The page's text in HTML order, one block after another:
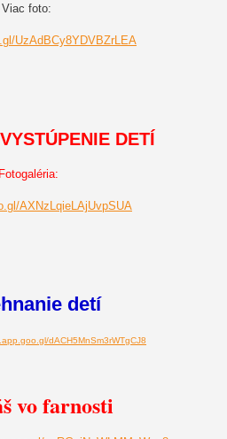
Viac foto:
UzAdBCy8YDVBZrLEA
DETÍ
Fotogaléria:
AXNzLqieLAjUvpSUA
detí
dACH5MnSm3rWTgCJ8
vo farnosti